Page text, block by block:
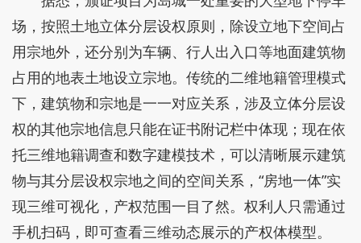
场，按照土地立体分层设权原则，除设立地下空间占
用宗地外，还分别为车辆、行人出入口等地面建筑物
占用的地表土地设立宗地。传统的二维地籍管理模式
下，建筑物和宗地是一一对应关系，涉及立体分层设
权的其他宗地信息只能在证书附记栏中体现；现在依
托三维地籍调查和数字建模技术，可以清晰展示建筑
物与其分层设权宗地之间的空间关系，“房地一体”实
现三维可视化，产权范围一目了然。权利人只需通过
手机扫码，即可查看三维动态展示的产权体模型。